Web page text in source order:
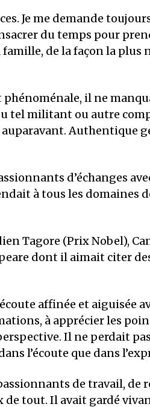
Je me demande
du temps pour
de la façon la plus
il ne
tel militant ou autre
Authentique
d’échanges
à tous les domaines
Tagore (Prix Nobel),
dont il aimait citer
écoute affinée et aiguisée
à apprécier les
Il ne perdait
l’écoute que dans
de travail, de
de tout. Il avait gardé